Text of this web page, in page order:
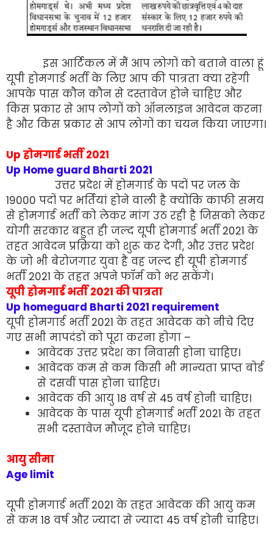
इस आर्टिकल में मैं आप लोगों को बताने वाला हूं
यूपी होमगार्ड भर्ती के लिए आप की पात्रता क्या रहेगी
आपके पास कौन कौन से दस्तावेज होने चाहिए और
किस प्रकार से आप लोगों को ऑनलाइन आवेदन करना
है और किस प्रकार से आप लोगों का चयन किया जाएगा।
Up होमगार्ड भर्ती 2021
Up Home guard Bharti 2021
उत्तर प्रदेश में होमगार्ड के पदों पर जल के
19000 पदों पर भर्तियां होने वाली है क्योंकि काफी समय
से होमगार्ड भर्ती को लेकर मांग उठ रही है जिसको लेकर
योगी सरकार बहुत ही जल्द यूपी होमगार्ड भर्ती 2021 के
तहत आवेदन प्रक्रिया को शुरू कर देगी, और उत्तर प्रदेश
के जो भी बेरोजगार युवा है वह जल्द ही यूपी होमगार्ड
भर्ती 2021 के तहत अपने फॉर्म को भर सकेंगे।
यूपी होमगार्ड भर्ती 2021 की पात्रता
Up homeguard Bharti 2021 requirement
यूपी होमगार्ड भर्ती 2021 के तहत आवेदक को नीचे दिए
गए सभी मापदंडों को पूरा करना होगा –
आवेदक उत्तर प्रदेश का निवासी होना चाहिए।
आवेदक कम से कम किसी भी मान्यता प्राप्त बोर्ड
से दसवीं पास होना चाहिए।
आवेदक की आयु 18 वर्ष से 45 वर्ष होनी चाहिए।
आवेदक के पास यूपी होमगार्ड भर्ती 2021 के तहत
सभी दस्तावेज मौजूद होने चाहिए।
आयु सीमा
Age limit
यूपी होमगार्ड भर्ती 2021 के तहत आवेदक की आयु कम
से कम 18 वर्ष और ज्यादा से ज्यादा 45 वर्ष होनी चाहिए।